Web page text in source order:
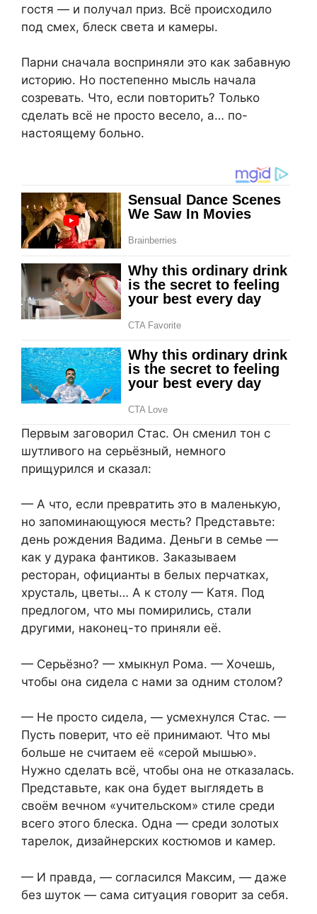
гостя — и получал приз. Всё происходило
под смех, блеск света и камеры.
Парни сначала восприняли это как забавную
историю. Но постепенно мысль начала
созревать. Что, если повторить? Только
сделать всё не просто весело, а… по-
настоящему больно.
Первым заговорил Стас. Он сменил тон с
шутливого на серьёзный, немного
прищурился и сказал:
— А что, если превратить это в маленькую,
но запоминающуюся месть? Представьте:
день рождения Вадима. Деньги в семье —
как у дурака фантиков. Заказываем
ресторан, официанты в белых перчатках,
хрусталь, цветы… А к столу — Катя. Под
предлогом, что мы помирились, стали
другими, наконец-то приняли её.
— Серьёзно? — хмыкнул Рома. — Хочешь,
чтобы она сидела с нами за одним столом?
— Не просто сидела, — усмехнулся Стас. —
Пусть поверит, что её принимают. Что мы
больше не считаем её «серой мышью».
Нужно сделать всё, чтобы она не отказалась.
Представьте, как она будет выглядеть в
своём вечном «учительском» стиле среди
всего этого блеска. Одна — среди золотых
тарелок, дизайнерских костюмов и камер.
— И правда, — согласился Максим, — даже
без шуток — сама ситуация говорит за себя.